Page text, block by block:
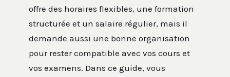
offre des horaires flexibles, une formation
structurée et un salaire régulier, mais il
demande aussi une bonne organisation
pour rester compatible avec vos cours et
vos examens. Dans ce guide, vous